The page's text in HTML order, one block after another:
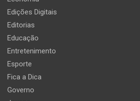
Edições Digitais
Editorias
Educação
Entretenimento
Esporte
Fica a Dica
Governo